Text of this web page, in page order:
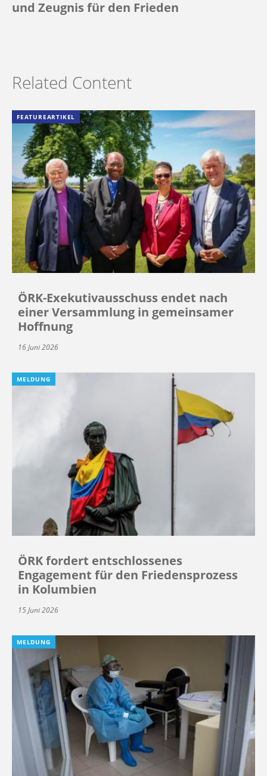
und Zeugnis für den Frieden
Related Content
FEATUREARTIKEL
ÖRK-Exekutivausschuss endet nach
einer Versammlung in gemeinsamer
Hoffnung
16 Juni 2026
MELDUNG
ÖRK fordert entschlossenes
Engagement für den Friedensprozess
in Kolumbien
15 Juni 2026
MELDUNG